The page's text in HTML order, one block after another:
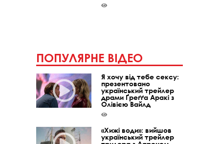
ПОПУЛЯРНЕ ВІДЕО
Я хочу від тебе сексу:
презентовано
український трейлер
драми Ґреґґа Аракі з
Олівією Вайлд
«Хижі води»: вийшов
український трейлер